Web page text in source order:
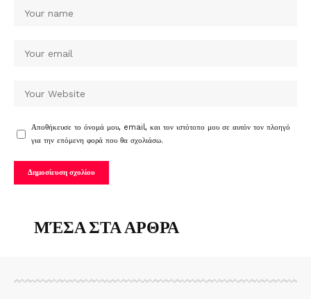
Αποθήκευσε το όνομά μου, email, και τον ιστότοπο μου σε αυτόν τον πλοηγό
για την επόμενη φορά που θα σχολιάσω.
ΜΈΣΑ ΣΤΑ ΑΡΘΡΑ